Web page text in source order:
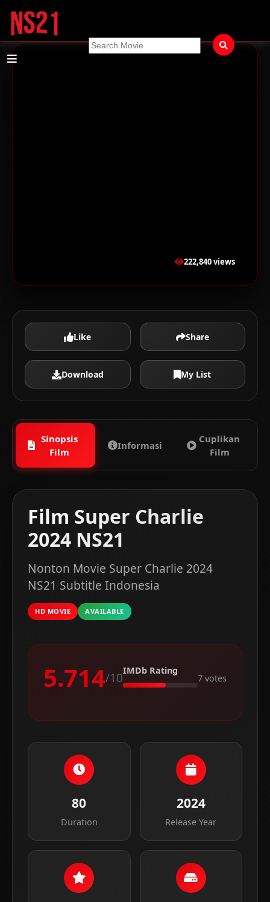
222,840 views
Like Share
Download My List
Sinopsis
Film
Informasi
Cuplikan
Film
Film Super Charlie
2024 NS21
Nonton Movie Super Charlie 2024
NS21 Subtitle Indonesia
HD MOVIE AVAILABLE
5.714/10IMDb Rating
7 votes
80
Duration
2024
Release Year